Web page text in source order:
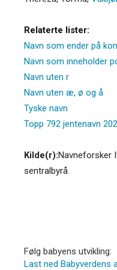
Relaterte lister:
Navn som ender på
Navn som inneholder
Navn uten r
Navn uten æ, ø og å
Tyske navn
Topp 792 jentenavn
Kilde(r):Navneforsker
sentralbyrå.
Følg babyens utvikling:
Last ned Babyverdens